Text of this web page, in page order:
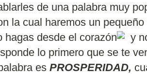
de una palabra muy
la cual haremos un
hagas desde el corazón
y
lo primero que se te
es PROSPERIDAD,